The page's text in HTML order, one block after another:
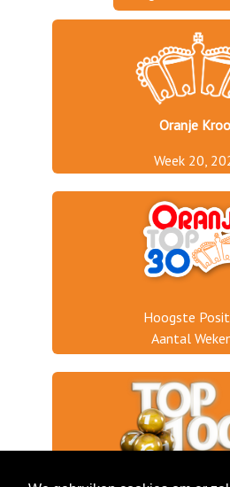
Oranje
Week 20,
Hoogste
Aantal